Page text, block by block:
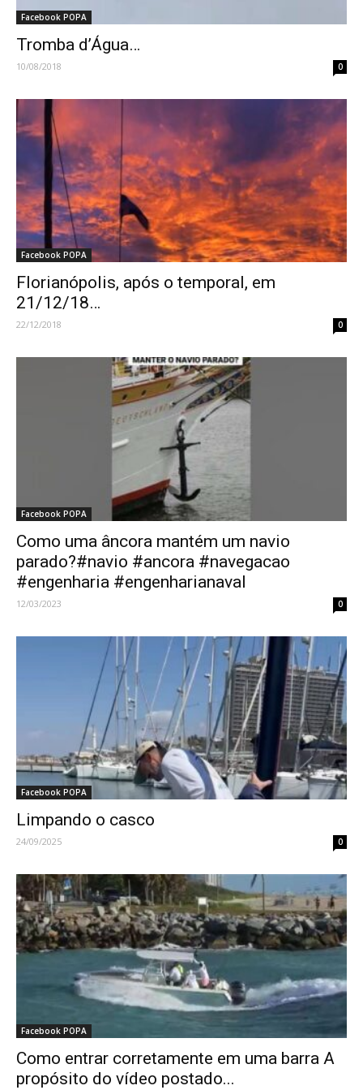
Facebook POPA
Tromba d’Água…
10/08/2018 0
Facebook POPA
Florianópolis, após o temporal, em
21/12/18…
22/12/2018 0
Facebook POPA
Como uma âncora mantém um navio
parado?#navio #ancora #navegacao
#engenharia #engenharianaval
12/03/2023 0
Facebook POPA
Limpando o casco
24/09/2025 0
Facebook POPA
Como entrar corretamente em uma barra A
propósito do vídeo postado...